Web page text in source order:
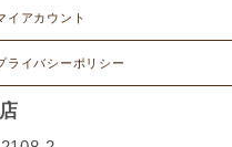
イアカウント
ライバシーポリシー